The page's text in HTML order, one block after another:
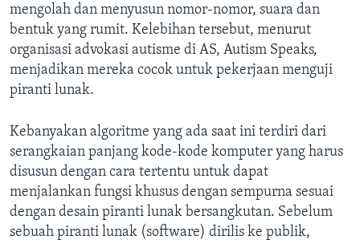
mengolah dan menyusun nomor-nomor, suara dan
bentuk yang rumit. Kelebihan tersebut, menurut
organisasi advokasi autisme di AS, Autism Speaks,
menjadikan mereka cocok untuk pekerjaan menguji
piranti lunak.
Kebanyakan algoritme yang ada saat ini terdiri dari
serangkaian panjang kode-kode komputer yang harus
disusun dengan cara tertentu untuk dapat
menjalankan fungsi khusus dengan sempurna sesuai
dengan desain piranti lunak bersangkutan. Sebelum
sebuah piranti lunak (software) dirilis ke publik,